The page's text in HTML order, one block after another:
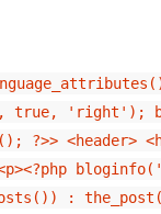
'right');
?>> <header>
: